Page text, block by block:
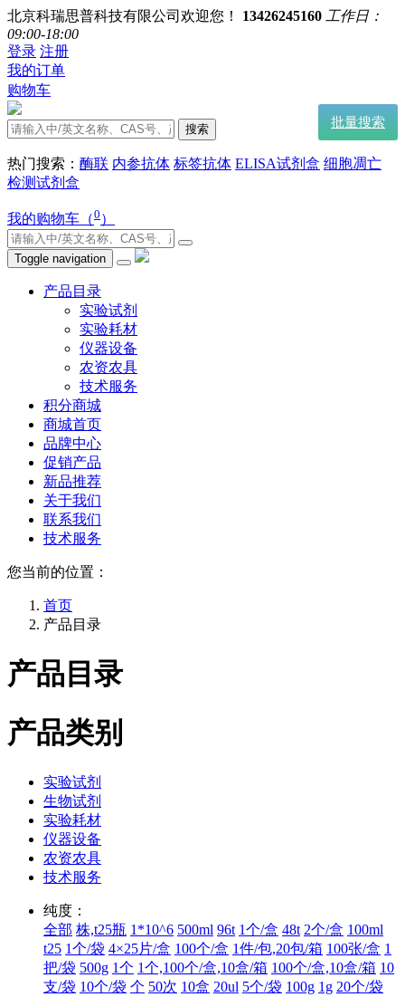
北京科瑞思普科技有限公司欢迎您！ 13426245160 工作日：
09:00-18:00
登录 注册
我的订单
购物车
搜索 批量搜索
热门搜索： 酶联 内参抗体 标签抗体 ELISA试剂盒 细胞凋亡
检测试剂盒
我的购物车（0 ）
Toggle navigation
产品目录
实验试剂
实验耗材
仪器设备
农资农具
技术服务
积分商城
商城首页
品牌中心
促销产品
新品推荐
关于我们
联系我们
技术服务
您当前的位置：
首页
产品目录
产品目录
产品类别
实验试剂
生物试剂
实验耗材
仪器设备
农资农具
技术服务
纯度：
全部 株,t25瓶 1*10^6 500ml 96t 1个/盒 48t 2个/盒 100ml
t25 1个/袋 4×25片/盒 100个/盒 1件/包,20包/箱 100张/盒 1
把/袋 500g 1个 1个,100个/盒,10盒/箱 100个/盒,10盒/箱 10
支/袋 10个/袋 个 50次 10盒 20ul 5个/袋 100g 1g 20个/袋